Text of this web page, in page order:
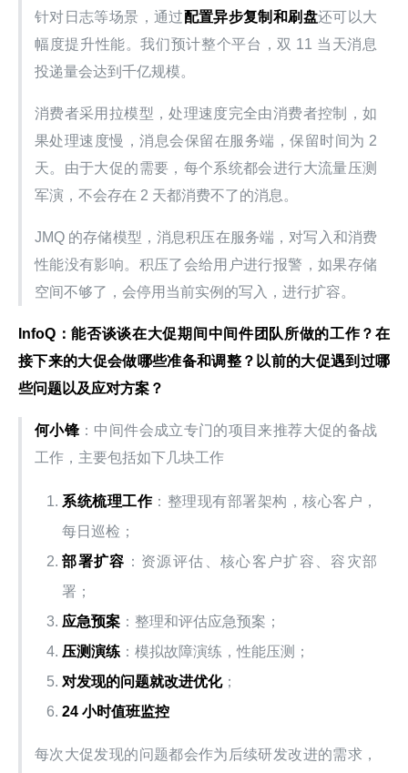
针对日志等场景，通过配置异步复制和刷盘还可以大
幅度提升性能。我们预计整个平台，双 11 当天消息
投递量会达到千亿规模。
消费者采用拉模型，处理速度完全由消费者控制，如
果处理速度慢，消息会保留在服务端，保留时间为 2
天。由于大促的需要，每个系统都会进行大流量压测
军演，不会存在 2 天都消费不了的消息。
JMQ 的存储模型，消息积压在服务端，对写入和消费
性能没有影响。积压了会给用户进行报警，如果存储
空间不够了，会停用当前实例的写入，进行扩容。
InfoQ：能否谈谈在大促期间中间件团队所做的工作？在
接下来的大促会做哪些准备和调整？以前的大促遇到过哪
些问题以及应对方案？
何小锋 ：中间件会成立专门的项目来推荐大促的备战
工作，主要包括如下几块工作
系统梳理工作：整理现有部署架构，核心客户，
每日巡检；
部署扩容 ：资源评估、核心客户扩容、容灾部
署；
应急预案 ：整理和评估应急预案；
压测演练 ：模拟故障演练，性能压测；
对发现的问题就改进优化；
24 小时值班监控
每次大促发现的问题都会作为后续研发改进的需求，